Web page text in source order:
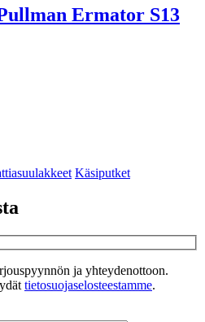
Ermator S13
Käsiputket
ja yhteydenottoon.
tietosuojaselosteestamme.